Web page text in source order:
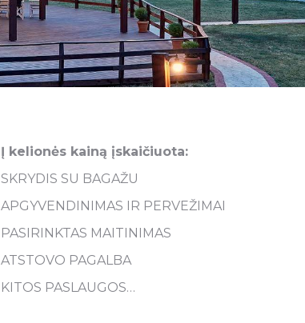
Į kelionės kainą įskaičiuota:
SKRYDIS SU BAGAŽU
APGYVENDINIMAS IR PERVEŽIMAI
PASIRINKTAS MAITINIMAS
ATSTOVO PAGALBA
KITOS PASLAUGOS…